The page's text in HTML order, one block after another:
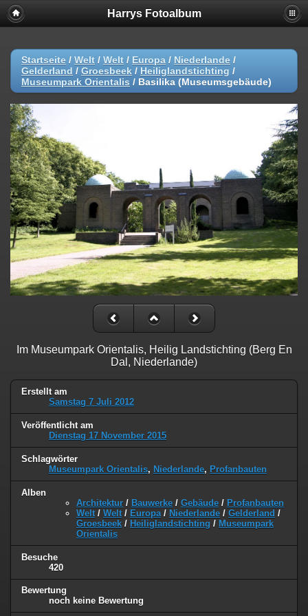
Harrys Fotoalbum
Startseite / Welt / Welt / Europa / Niederlande /
Gelderland / Groesbeek / Heiliglandstichting /
Museumpark Orientalis / Basilika (Museumsgebäude)
Im Museumpark Orientalis, Heilig Landstichting (Berg En
Dal, Niederlande)
Erstellt am
Samstag 7 Juli 2012
Veröffentlicht am
Dienstag 17 November 2015
Schlagwörter
Museumpark Orientalis, Niederlande, Profanbauten
Alben
Architektur / Bauwerke / Gebäude / Profanbauten
Welt / Welt / Europa / Niederlande / Gelderland /
Groesbeek / Heiliglandstichting / Museumpark
Orientalis
Besuche
420
Bewertung
noch keine Bewertung